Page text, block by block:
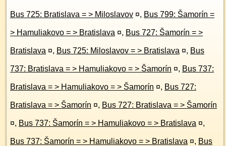
Bus 725: Bratislava = > Miloslavov ¤, Bus 799: Šamorín =
> Hamuliakovo = > Bratislava ¤, Bus 727: Šamorín = >
Bratislava ¤, Bus 725: Miloslavov = > Bratislava ¤, Bus
737: Bratislava = > Hamuliakovo = > Šamorín ¤, Bus 737:
Bratislava = > Hamuliakovo = > Šamorín ¤, Bus 727:
Bratislava = > Šamorín ¤, Bus 727: Bratislava = > Šamorín
¤, Bus 737: Šamorín = > Hamuliakovo = > Bratislava ¤,
Bus 737: Šamorín = > Hamuliakovo = > Bratislava ¤, Bus